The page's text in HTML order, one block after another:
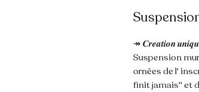
↠ 𝑪𝒓𝒆𝒂𝒕𝒊𝒐𝒏
Suspension
ornées de l'
finit jamais" et